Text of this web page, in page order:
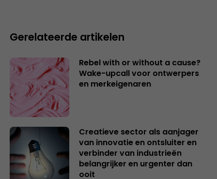
Gerelateerde artikelen
Rebel with or without a cause?
Wake-upcall voor ontwerpers
en merkeigenaren
Creatieve sector als aanjager
van innovatie en ontsluiter en
verbinder van industrieën
belangrijker en urgenter dan
ooit